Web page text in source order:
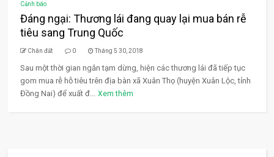
Cảnh báo
Đáng ngại: Thương lái đang quay lại mua bán rễ
tiêu sang Trung Quốc
Chân đất 0 Tháng 5 30, 2018
Sau một thời gian ngắn tạm dừng, hiện các thương lái đã tiếp tục
gom mua rễ hỗ tiêu trên địa bàn xã Xuân Thọ (huyện Xuân Lộc, tỉnh
Đồng Nai) để xuất đ... Xem thêm